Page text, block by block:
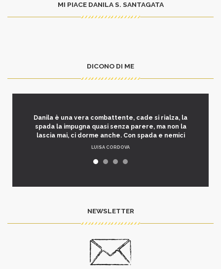
MI PIACE DANILA S. SANTAGATA
DICONO DI ME
Danila è una vera combattente, cade si rialza, la
spada la impugna quasi senza parere, ma non la
lascia mai, ci dorme anche. Con spada e nemici
LUISA CORDOVA
NEWSLETTER